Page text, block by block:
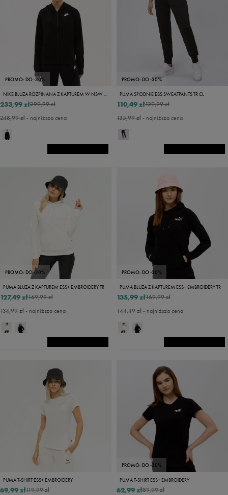
PROMO: DO -30%
NIKE BLUZA ROZPINANA Z KAPTUREM W NSW CLUB FLC FZ
299,99 zł
233,99 zł
248,99 zł- najniższa cena
PROMO: DO -30%
PUMA SPODNIE ESS SWEATPANTS TR CL
129,99 zł
110,49 zł
135,99 zł- najniższa cena
PROMO: DO -30%
PUMA BLUZA Z KAPTUREM ESS+ EMBROIDERY TR
169,99 zł
127,49 zł
134,99 zł- najniższa cena
PROMO: DO -30%
PUMA BLUZA Z KAPTUREM ESS+ EMBROIDERY TR
169,99 zł
135,99 zł
144,49 zł- najniższa cena
PUMA T-SHIRT ESS+ EMBROIDERY
119,99 zł
69,99 zł
PROMO: DO -30%
PUMA T-SHIRT ESS+ EMBROIDERY
89,99 zł
62,99 zł